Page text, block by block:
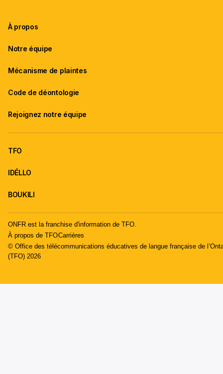
À propos
Notre équipe
Mécanisme de plaintes
Code de déontologie
Rejoignez notre équipe
TFO
IDÉLLO
BOUKILI
ONFR est la franchise d'information de TFO.
À propos de TFOCarrières
© Office des télécommunications éducatives de langue française de
(TFO) 2026